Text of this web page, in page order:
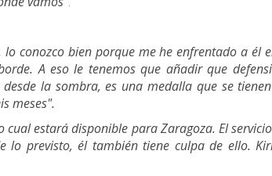
conozco bien porque me he enfrentado a él
A eso le tenemos que añadir que
la sombra, es una medalla que se
meses".
estará disponible para Zaragoza. El
lo previsto, él también tiene culpa de ello.